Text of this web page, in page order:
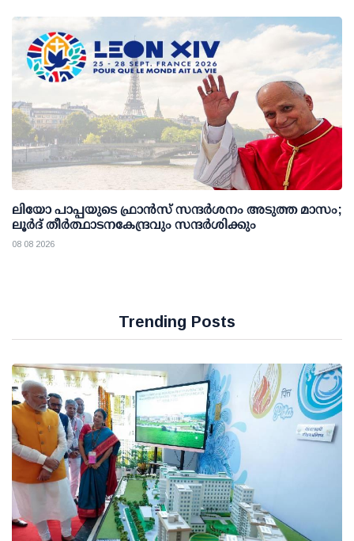
ലിയോ പാപ്പയുടെ ഫ്രാൻസ് സന്ദർശനം അടുത്ത മാസം;
ലൂർദ് തീർത്ഥാടനകേന്ദ്രവും സന്ദർശിക്കും
08 08 2026
Trending Posts